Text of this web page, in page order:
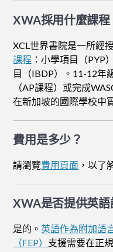
XWA採用什麼課程
XCL世界書院是一所經
課程 ：小學項目（PYP
目（IBDP）。11-12年
（AP課程）或完成
在新加坡的國際學校中
費用是多少？
請瀏覽費用頁面 ，以了
XWA是否提供英語
是的。英語作為附加語
（FEP） 支援需要在正